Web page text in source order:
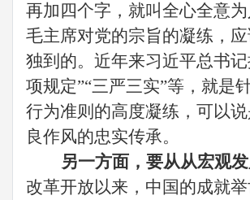
再加四个字，就叫全心全意为
毛主席对党的宗旨的凝练，
独到的。 近年来习近平总书
项规定”“三严三实”等， 就是
行为准则的高度凝练，可以
良作风的忠实传承。
另一方面，要从从宏观发
改革开放以来，中国的成就